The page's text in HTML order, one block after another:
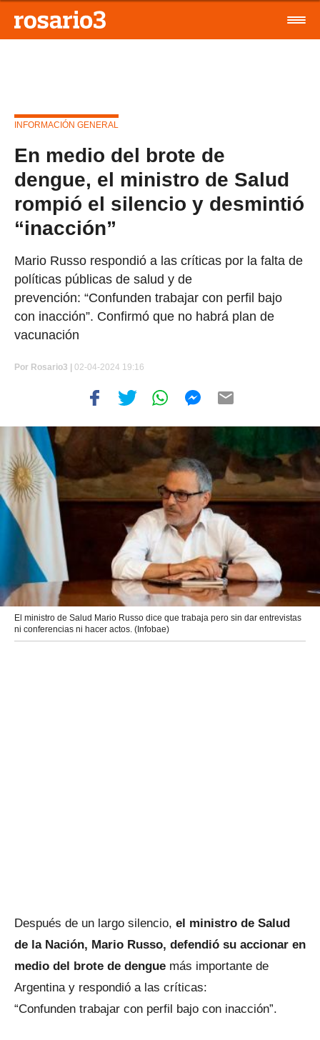
INFORMACIÓN GENERAL
En medio del brote de
dengue, el ministro de Salud
rompió el silencio y desmintió
“inacción”
Mario Russo respondió a las críticas por la falta de
políticas públicas de salud y de
prevención: “Confunden trabajar con perfil bajo
con inacción”. Confirmó que no habrá plan de
vacunación
Por Rosario3 | 02-04-2024 19:16
El ministro de Salud Mario Russo dice que trabaja pero sin dar entrevistas
ni conferencias ni hacer actos. (Infobae)
Después de un largo silencio, el ministro de Salud
de la Nación, Mario Russo, defendió su accionar en
medio del brote de dengue más importante de
Argentina y respondió a las críticas:
“Confunden trabajar con perfil bajo con inacción”.